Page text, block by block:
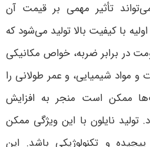
تأثیر مهمی بر قیمت آن
با کیفیت بالا تولید می‌شود که
در برابر ضربه، خواص مکانیکی
و مواد شیمیایی، و عمر طولانی را
ممکن است منجر به افزایش
نایلون با این ویژگی ممکن
و تکنولوژیکی باشد. این